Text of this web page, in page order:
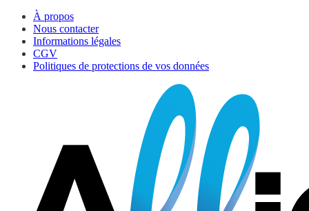
À propos
Nous contacter
Informations légales
CGV
Politiques de protections de vos données